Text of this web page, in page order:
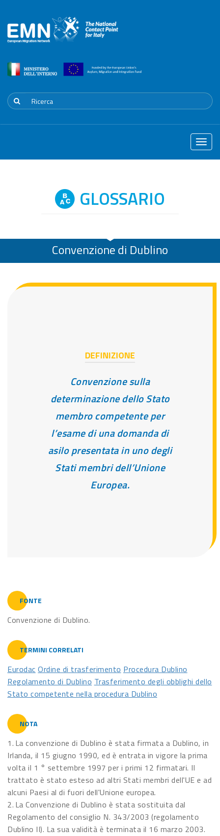
Toggle
GLOSSARIO
Convenzione di Dublino
DEFINIZIONE
Convenzione sulla
determinazione dello Stato
membro competente per
l’esame di una domanda di
asilo presentata in uno degli
Stati membri dell’Unione
Europea.
FONTE
Convenzione di Dublino.
TERMINI CORRELATI
Eurodac Ordine di trasferimento Procedura Dublino
Regolamento di Dublino Trasferimento degli obblighi dello
Stato competente nella procedura Dublino
NOTA
1. La convenzione di Dublino è stata firmata a Dublino, in
Irlanda, il 15 giugno 1990, ed è entrata in vigore la prima
volta il 1 ° settembre 1997 per i primi 12 firmatari. Il
trattato è stato esteso ad altri Stati membri dell'UE e ad
alcuni Paesi al di fuori dell'Unione europea.
2. La Convenzione di Dublino è stata sostituita dal
Regolamento del consiglio N. 343/2003 (regolamento
Dublino II). La sua validità è terminata il 16 marzo 2003.